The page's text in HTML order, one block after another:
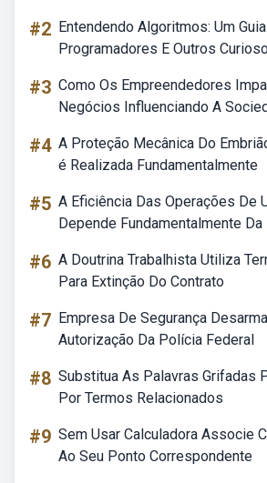
#2 Entendendo Algoritmos: Um
Programadores E Outros
#3 Como Os Empreendedores
Negócios Influenciando A
#4 A Proteção Mecânica Do
é Realizada Fundamentalmente
#5 A Eficiência Das Operações De
Depende Fundamentalmente Da
#6 A Doutrina Trabalhista Utiliza
Para Extinção Do Contrato
#7 Empresa De Segurança
Autorização Da Polícia Federal
#8 Substitua As Palavras Grifadas
Por Termos Relacionados
#9 Sem Usar Calculadora Associe
Ao Seu Ponto Correspondente